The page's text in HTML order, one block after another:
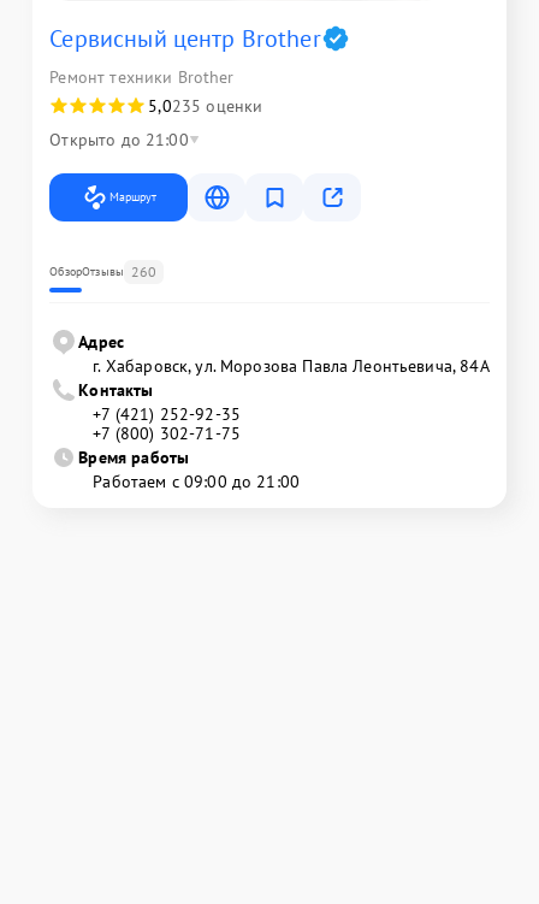
Сервисный центр Brother
Ремонт техники Brother
5,0235 оценки
Открыто до 21:00
Маршрут
ОбзорОтзывы 260
Адрес
г. Хабаровск, ул. Морозова Павла Леонтьевича, 84А
Контакты
+7 (421) 252-92-35
+7 (800) 302-71-75
Время работы
Работаем с 09:00 до 21:00